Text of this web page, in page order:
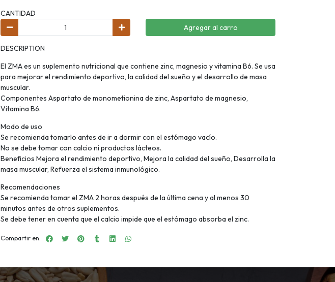
CANTIDAD
Agregar al carro
DESCRIPTION
El ZMA es un suplemento nutricional que contiene zinc, magnesio y vitamina B6. Se usa
para mejorar el rendimiento deportivo, la calidad del sueño y el desarrollo de masa
muscular.
Componentes Aspartato de monometionina de zinc, Aspartato de magnesio,
Vitamina B6.
Modo de uso
Se recomienda tomarlo antes de ir a dormir con el estómago vacío.
No se debe tomar con calcio ni productos lácteos.
Beneficios Mejora el rendimiento deportivo, Mejora la calidad del sueño, Desarrolla la
masa muscular, Refuerza el sistema inmunológico.
Recomendaciones
Se recomienda tomar el ZMA 2 horas después de la última cena y al menos 30
minutos antes de otros suplementos.
Se debe tener en cuenta que el calcio impide que el estómago absorba el zinc.
Compartir en: